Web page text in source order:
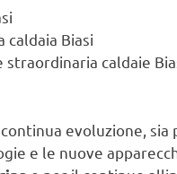
caldaia Biasi
caldaie
evoluzione, sia
e le nuove